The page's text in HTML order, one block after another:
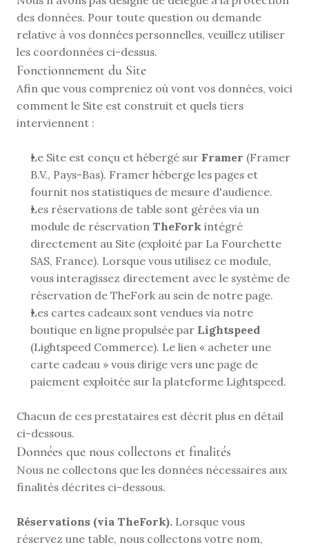
des données. Pour toute question ou demande
relative à vos données personnelles, veuillez utiliser
les coordonnées ci-dessus.
Fonctionnement du Site
Afin que vous compreniez où vont vos données, voici
comment le Site est construit et quels tiers
interviennent :
Le Site est conçu et hébergé sur Framer (Framer
B.V., Pays-Bas). Framer héberge les pages et
fournit nos statistiques de mesure d'audience.
Les réservations de table sont gérées via un
module de réservation TheFork intégré
directement au Site (exploité par La Fourchette
SAS, France). Lorsque vous utilisez ce module,
vous interagissez directement avec le système de
réservation de TheFork au sein de notre page.
Les cartes cadeaux sont vendues via notre
boutique en ligne propulsée par Lightspeed
(Lightspeed Commerce). Le lien « acheter une
carte cadeau » vous dirige vers une page de
paiement exploitée sur la plateforme Lightspeed.
Chacun de ces prestataires est décrit plus en détail
ci-dessous.
Données que nous collectons et finalités
Nous ne collectons que les données nécessaires aux
finalités décrites ci-dessous.
Réservations (via TheFork). Lorsque vous
réservez une table, nous collectons votre nom,